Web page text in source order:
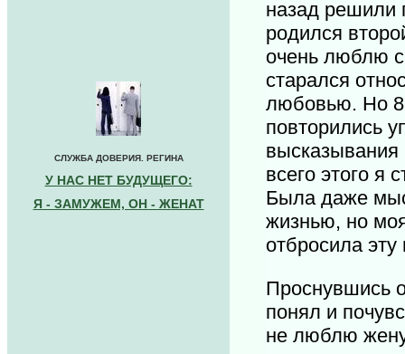
СЛУЖБА ДОВЕРИЯ. РЕГИНА
У НАС НЕТ БУДУЩЕГО:
Я - ЗАМУЖЕМ, ОН - ЖЕНАТ
назад решили
родился
очень люблю
старался
любовью. Но 8
повторились
всего этого я
Была даже
жизнью, но
отбросила
Проснувшись
понял и
не люблю